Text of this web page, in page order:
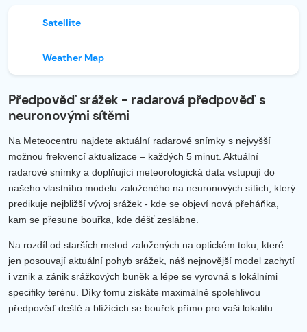
Satellite
Weather Map
Předpověď srážek - radarová předpověď s
neuronovými sítěmi
Na Meteocentru najdete aktuální radarové snímky s nejvyšší
možnou frekvencí aktualizace – každých 5 minut. Aktuální
radarové snímky a doplňující meteorologická data vstupují do
našeho vlastního modelu založeného na neuronových sítích, který
predikuje nejbližší vývoj srážek - kde se objeví nová přeháňka,
kam se přesune bouřka, kde déšť zeslábne.
Na rozdíl od starších metod založených na optickém toku, které
jen posouvají aktuální pohyb srážek, náš nejnovější model zachytí
i vznik a zánik srážkových buněk a lépe se vyrovná s lokálními
specifiky terénu. Díky tomu získáte maximálně spolehlivou
předpověď deště a blížících se bouřek přímo pro vaši lokalitu.